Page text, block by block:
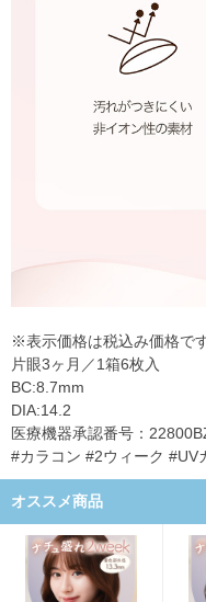
※表示価格は税込み価格で
片眼3ヶ月／1箱6枚入
BC:8.7mm
DIA:14.2
医療機器承認番号：
#カラコン #2ウィーク
オススメ商品